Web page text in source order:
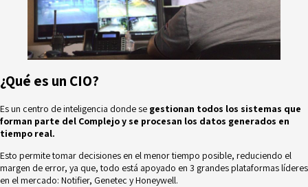
¿Qué es un CIO?
Es un centro de inteligencia donde se gestionan todos los sistemas que
forman parte del Complejo y se procesan los datos generados en
tiempo real.
Esto permite tomar decisiones en el menor tiempo posible, reduciendo el
margen de error, ya que, todo está apoyado en 3 grandes plataformas líderes
en el mercado: Notifier, Genetec y Honeywell.